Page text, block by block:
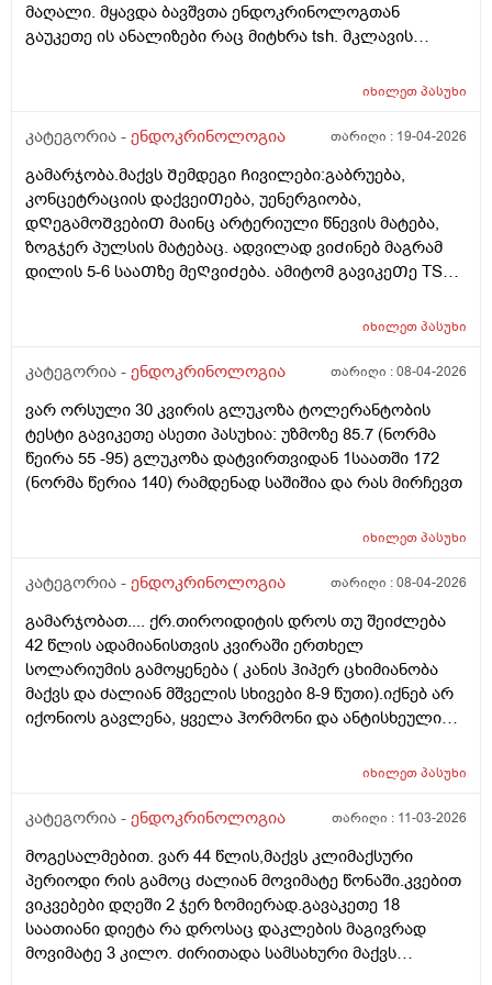
ganmavlobashi. Psiqiatris ambulatoriuli metvalyureoba,
Angiologis ambulatoriuli metvalyureoba. Psiqiatris
BETAMAKSI: 50mg, 1 Abi 2-jer, ESRIBELI: 50mg, 1 Abi
gaketdes sascrapod, rom uketesad igrdznos tavi da diabetic
daregulirebuli rom qondes? DZALIAN GTXOVT
მაღალი. მყავდა ბავშვთა ენდოკრინოლოგთან
გაუკეთე ის ანალიზები რაც მიტხრა tsh. მკლავის
ანალიზები აღარც მახსოვს. შეამოწმა და ყველა
ეხლა არაფერი არ უნდაო. მაინტერესებს ახლა ხდება
მკერდზე გავაკეთებინე და ეს ჩვეულებრივი მოვლენაა
ყველაფერი კარგ მდგომარეობაში არისო.
დავმშვიდდე თუ სხვაგანაც მივიყვანო? ან ვის მირჩევთ
კარგ ბავშვთა ენდოკრინოლოგს? ეხლა კი გავიდე 6
თვე მაგრამ ისევ ისეთი მდგომარეობაა ანალიზები
იხილეთპასუხი
კატეგორია - ენდოკრინოლოგია თარიღი : 19-04-2026
გამარჯობა.მაქვს Შემდეგი Ჩივილები:გაბრუება,
კონცეტრაციის დაქვეიᲗება, უენერგიობა,
დᲦეგამოᲨვებიᲗ მაინც არტერიული წნევის მატება,
ზოგჯერ პულსის მატებაც. ადვილად ვიᲫინებ მაგრამ
დილის 5-6 სააᲗზე მეᲦვიᲫება. ამიტომ გავიკეᲗე TSH
მიᲦება და ეს Ჩივილები უკავᲨირდება Თუარა ამას? ან
იხილეთპასუხი
კატეგორია - ენდოკრინოლოგია თარიღი :08-04-2026
ვარ ორსული 30 კვირის გლუკოზა ტოლერანტობის
ტესტი გავიკეთე ასეთი პასუხია: უზმოზე 85.7 (ნორმა
წეირა 55 -95) გლუკოზა დატვირთვიდან 1საათში 172
(ნორმა წერია 140) რამდენად საშიშია და რას მირჩევთ
იხილეთპასუხი
კატეგორია - ენდოკრინოლოგია თარიღი :08-04-2026
გამარჯობათ.... ქრ.თიროიდიტის დროს თუ შეიძლება
42 წლის ადამიანისთვის კვირაში ერთხელ
სოლარიუმის გამოყენება ( კანის ჰიპერ ცხიმიანობა
მაქვს და ძალიან მშველის სხივები 8-9 წუთი).იქნებ არ
იქონიოს გავლენა, ყველა ჰორმონი და ანტისხეული
ჩიყვი იყო ,სამ თვიანმა მკურნალობამ კარგად იმუშავა(
მცენარეული დანამატებით და ფერმენტებით
შევბედე სოლარიუმზე საუბარი... ეს თვეებია არ
მისარგებლია,კანი საშინელ დღეში მაქვს,გამონაყრის
თვალსაზრისით,სამწუხაროდ დერმატოლოგებიც
ამოვწურე,უშედეგოდ...... მადლობა დიდი, (ფარისებრი
ჯირკვალი არასიმეტრიული, კონტურები მკვეტრი,
იხილეთპასუხი
კატეგორია - ენდოკრინოლოგია თარიღი : 11-03-2026
მოგესალმებით. ვარ 44 წლის,მაქვს კლიმაქსური
პერიოდი რის გამოც ძალიან მოვიმატე წონაში.კვებით
ვიკვებები დღეში 2 ჯერ ზომიერად.გავაკეთე 18
საათიანი დიეტა რა დროსაც დაკლების მაგივრად
მოვიმატე 3 კილო. ძირითადა სამსახური მაქვს